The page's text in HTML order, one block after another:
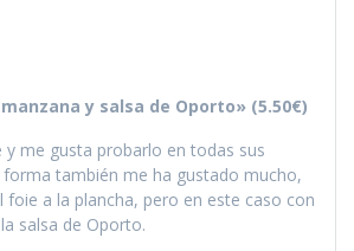
y salsa de Oporto» (5.50€)
y me gusta probarlo en todas sus
también me ha gustado mucho,
foie a la plancha, pero en este caso con
salsa de Oporto.